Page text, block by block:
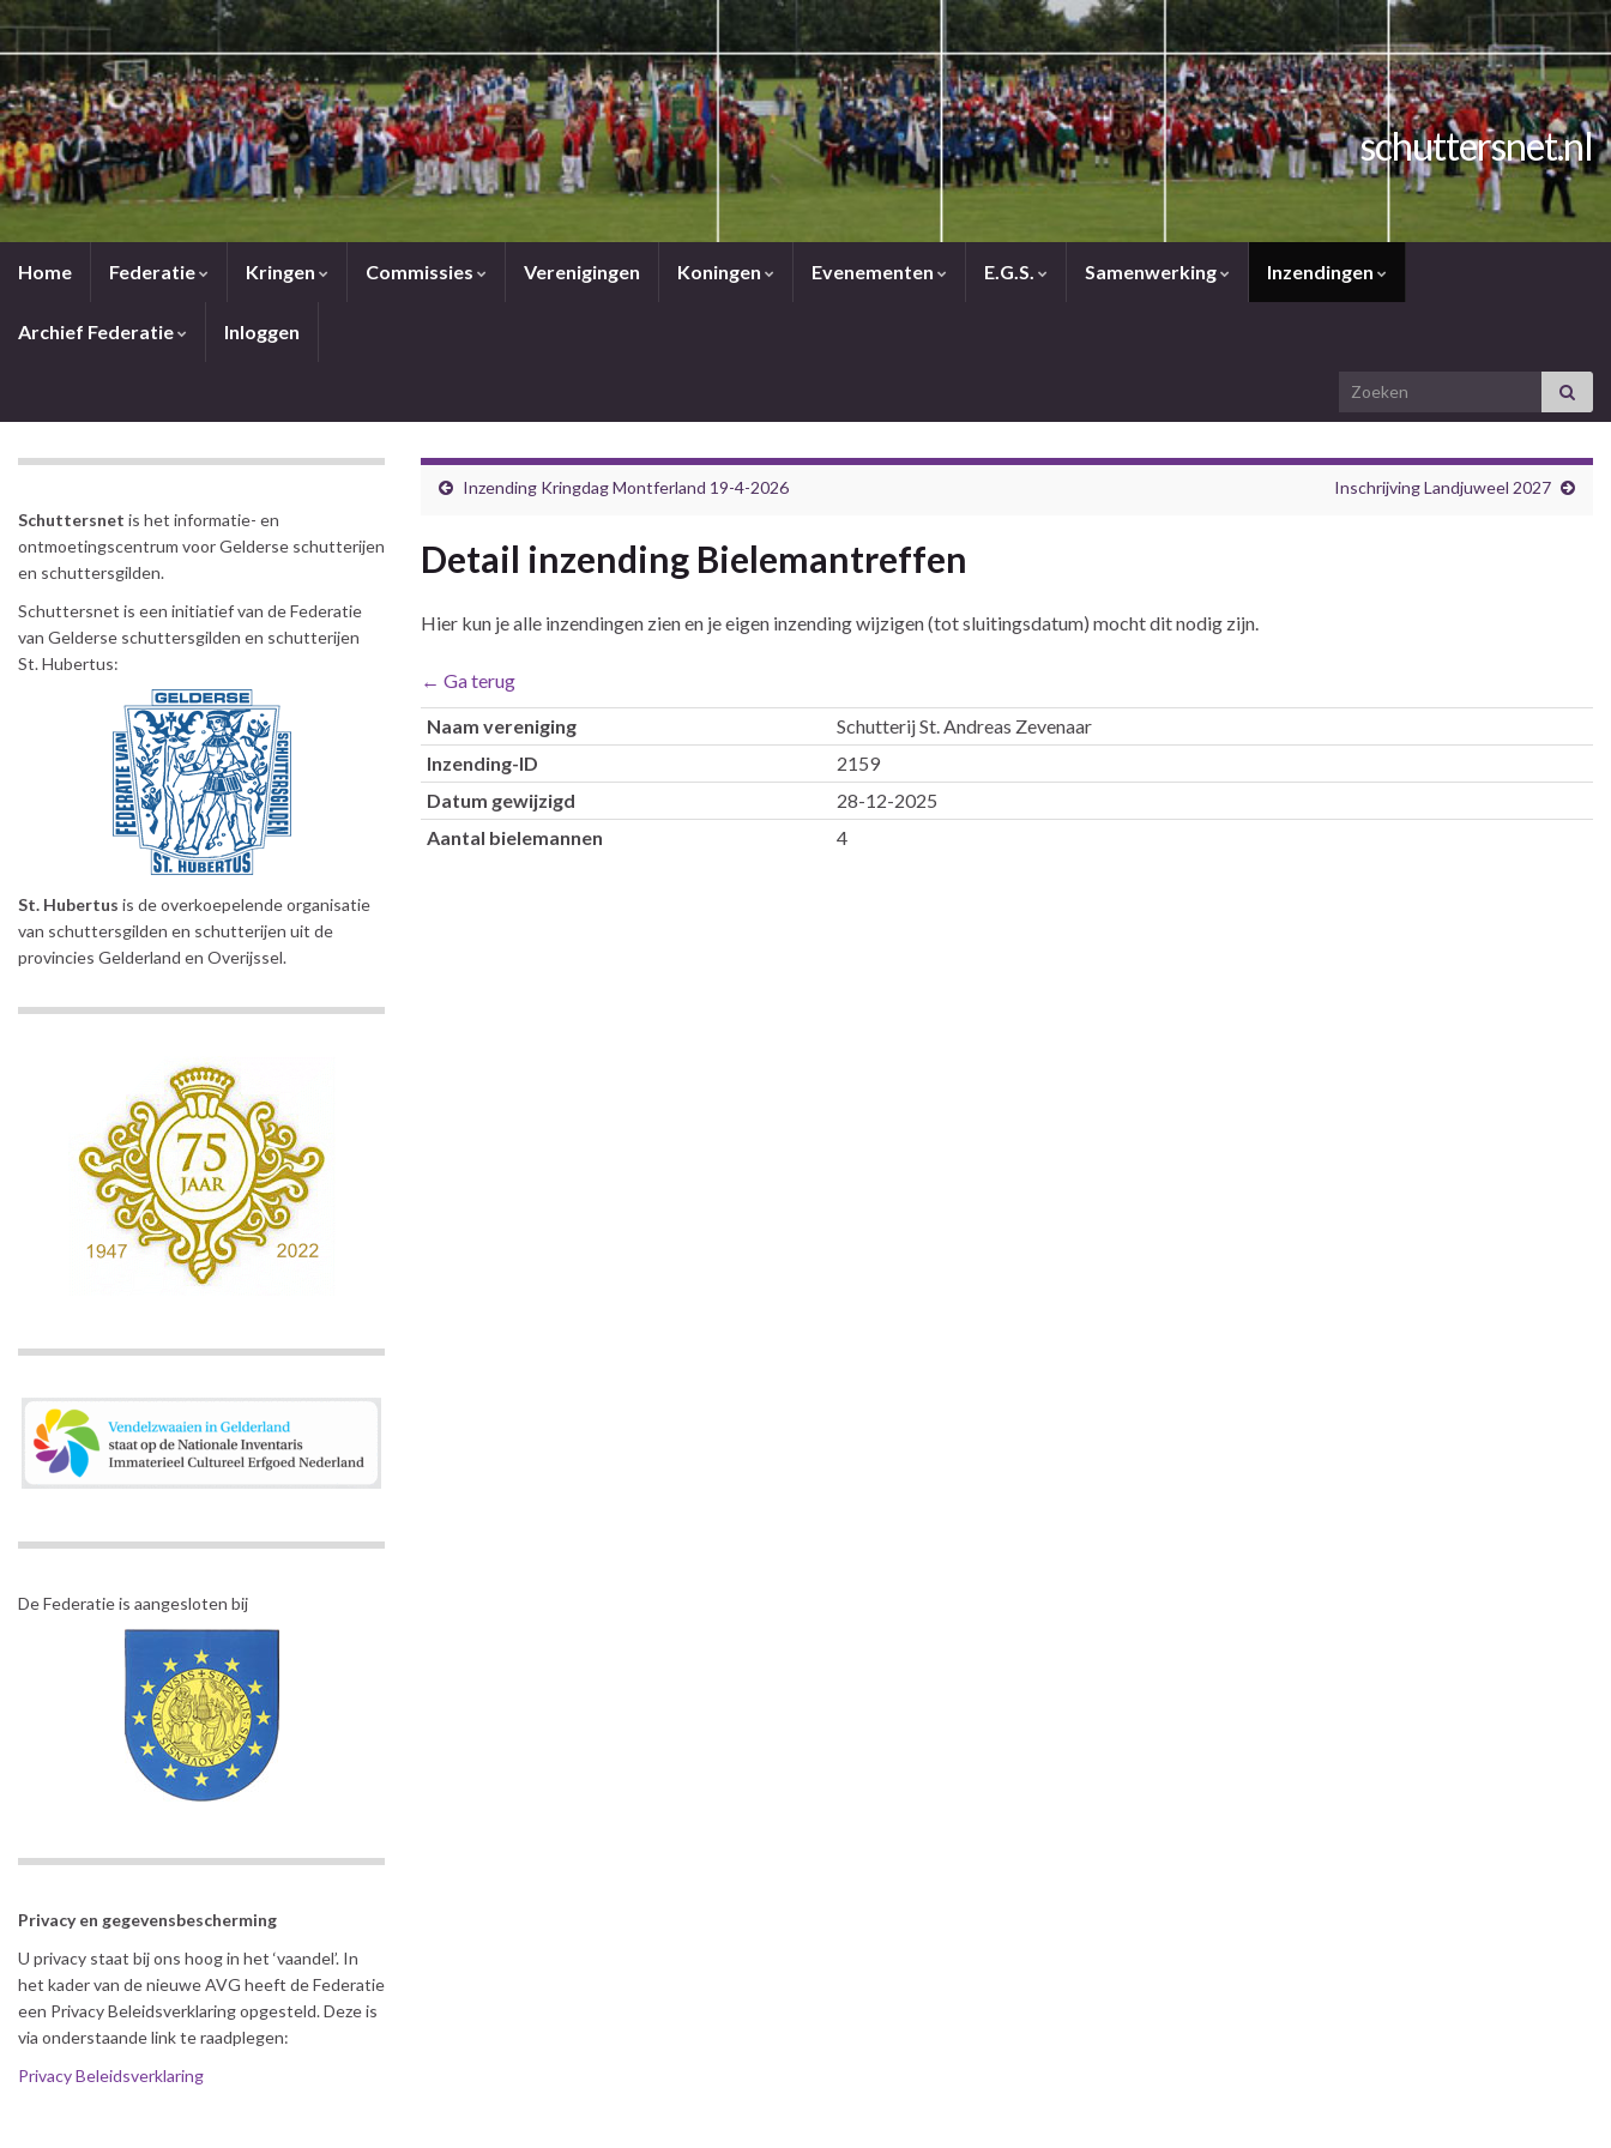
schuttersnet.nl
Home Federatie Kringen Commissies Verenigingen Koningen Evenementen E.G.S. Samenwerking Inzendingen
Archief Federatie Inloggen
Search for:
Inzending Kringdag Montferland 19-4-2026 Inschrijving Landjuweel 2027
Detail inzending Bielemantreffen
Hier kun je alle inzendingen zien en je eigen inzending wijzigen (tot sluitingsdatum) mocht dit nodig zijn.
← Ga terug
Naam vereniging
Schutterij St. Andreas Zevenaar
Inzending-ID
2159
Datum gewijzigd
28-12-2025
Aantal bielemannen
4
Schuttersnet is het informatie- en
ontmoetingscentrum voor Gelderse schutterijen
en schuttersgilden.
Schuttersnet is een initiatief van de Federatie
van Gelderse schuttersgilden en schutterijen
St. Hubertus:
St. Hubertus is de overkoepelende organisatie
van schuttersgilden en schutterijen uit de
provincies Gelderland en Overijssel.
De Federatie is aangesloten bij
Privacy en gegevensbescherming
U privacy staat bij ons hoog in het ‘vaandel’. In
het kader van de nieuwe AVG heeft de Federatie
een Privacy Beleidsverklaring opgesteld. Deze is
via onderstaande link te raadplegen:
Privacy Beleidsverklaring